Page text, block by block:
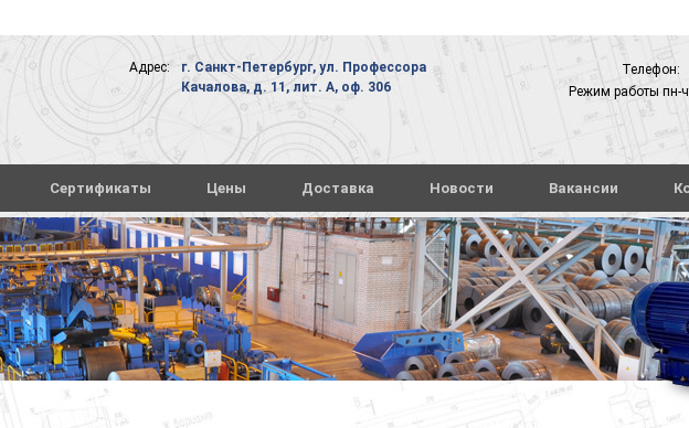
Адрес:
г. Санкт-Петербург, ул. Профессора
Качалова, д. 11, лит. А, оф. 306
Телефон:
Режим работы пн-
Сертификаты Цены Доставка Новости Вакансии